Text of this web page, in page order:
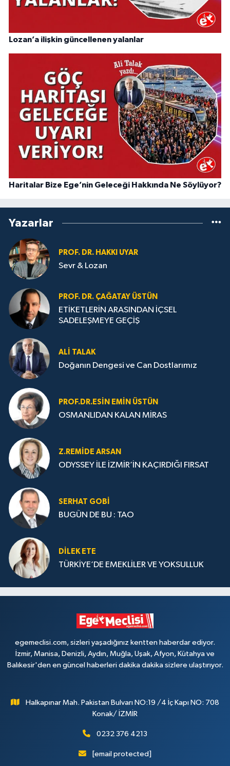
Lozan’a ilişkin güncellenen yalanlar
Haritalar Bize Ege’nin Geleceği Hakkında Ne Söylüyor?
Yazarlar
PROF. DR. HAKKI UYAR
Sevr & Lozan
PROF. DR. ÇAĞATAY ÜSTÜN
ETİKETLERİN ARASINDAN İÇSEL
SADELEŞMEYE GEÇİŞ
ALI TALAK
Doğanın Dengesi ve Can Dostlarımız
PROF.DR.ESIN EMIN ÜSTÜN
OSMANLIDAN KALAN MİRAS
Z.REMIDE ARSAN
ODYSSEY İLE İZMİR’İN KAÇIRDIĞI FIRSAT
SERHAT GOBİ
BUGÜN DE BU : TAO
DILEK ETE
TÜRKİYE’DE EMEKLİLER VE YOKSULLUK
egemeclisi.com, sizleri yaşadığınız kentten haberdar ediyor.
İzmir, Manisa, Denizli, Aydın, Muğla, Uşak, Afyon, Kütahya ve
Balıkesir'den en güncel haberleri dakika dakika sizlere ulaştırıyor.
Halkapınar Mah. Pakistan Bulvarı NO:19 /4 İç Kapı NO: 708
Konak/ İZMİR
0232 376 4213
[email protected]